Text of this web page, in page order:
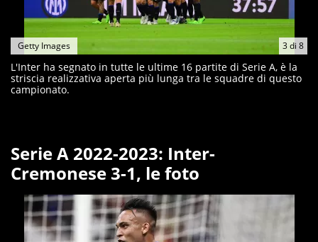
3di 8
Getty Images
L'Inter ha segnato in tutte le ultime 16 partite di Serie A, è la
striscia realizzativa aperta più lunga tra le squadre di questo
campionato.
Serie A 2022-2023: Inter-
Cremonese 3-1, le foto